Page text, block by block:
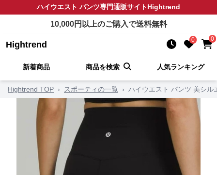
ハイウエスト パンツ専門通販サイトHightrend
10,000円以上のご購入で送料無料
Hightrend 0 0
新着商品 商品を検索 人気ランキング
Hightrend TOP › スポーティの一覧 › ハイウエスト パンツ 美シル